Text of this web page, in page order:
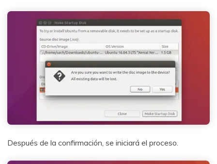
Después de la confirmación, se iniciará el proceso.